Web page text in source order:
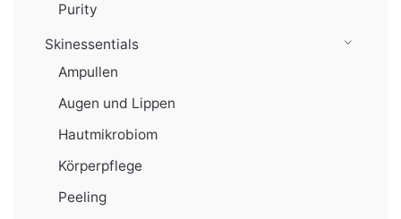
Purity
Skinessentials
Ampullen
Augen und Lippen
Hautmikrobiom
Körperpflege
Peeling